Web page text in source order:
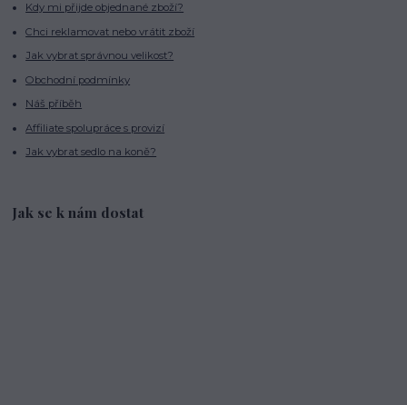
Kdy mi přijde objednané zboží?
Chci reklamovat nebo vrátit zboží
Jak vybrat správnou velikost?
Obchodní podmínky
Náš příběh
Affiliate spolupráce s provizí
Jak vybrat sedlo na koně?
Jak se k nám dostat